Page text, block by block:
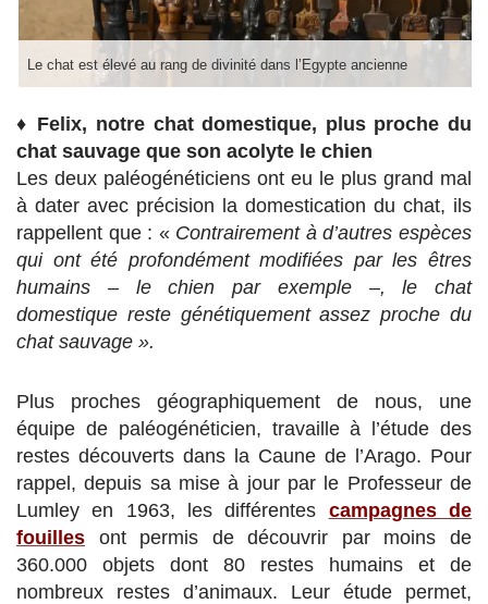
Le chat est élevé au rang de divinité dans l’Egypte ancienne
♦ Felix, notre chat domestique, plus proche du
chat sauvage que son acolyte le chien
Les deux paléogénéticiens ont eu le plus grand mal
à dater avec précision la domestication du chat, ils
rappellent que : « Contrairement à d’autres espèces
qui ont été profondément modifiées par les êtres
humains – le chien par exemple –, le chat
domestique reste génétiquement assez proche du
chat sauvage ».
Plus proches géographiquement de nous, une
équipe de paléogénéticien, travaille à l’étude des
restes découverts dans la Caune de l’Arago. Pour
rappel, depuis sa mise à jour par le Professeur de
Lumley en 1963, les différentes campagnes de
fouilles ont permis de découvrir par moins de
360.000 objets dont 80 restes humains et de
nombreux restes d’animaux. Leur étude permet,